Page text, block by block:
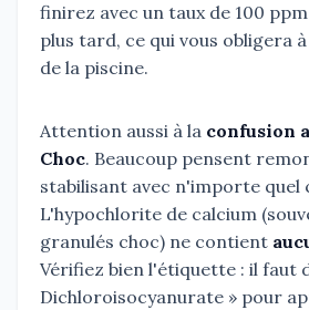
finirez avec un taux de 100
plus tard, ce qui vous obligera
de la piscine.
Attention aussi à la confusion
Choc. Beaucoup pensent
stabilisant avec n'importe quel
L'hypochlorite de calcium
granulés choc) ne contient
Vérifiez bien l'étiquette : il faut
Dichloroisocyanurate » pour